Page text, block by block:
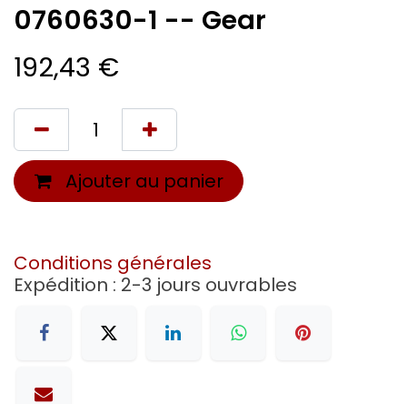
0760630-1 -- Gear
192,43 €
Ajouter au panier
Conditions générales
Expédition : 2-3 jours ouvrables